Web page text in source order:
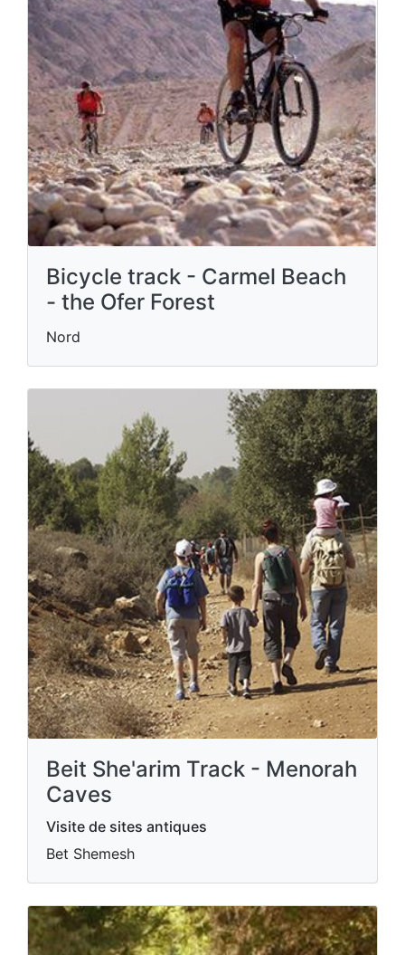
Bicycle track - Carmel Beach
- the Ofer Forest
Nord
Beit She'arim Track - Menorah
Caves
Visite de sites antiques
Bet Shemesh